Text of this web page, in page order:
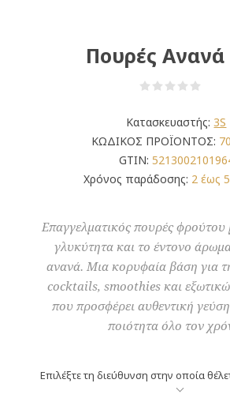
Πουρές Ανανά
Κατασκευαστής: 3S
ΚΩΔΙΚΟΣ ΠΡΟΪΟΝΤΟΣ:
GTIN:
Χρόνος παράδοσης: 2 έως
Επαγγελματικός πουρές φρούτου
γλυκύτητα και το έντονο
ανανά. Μια κορυφαία βάση για
cocktails, smoothies και
που προσφέρει αυθεντική
ποιότητα όλο τον
Επιλέξτε τη διεύθυνση στην οποία